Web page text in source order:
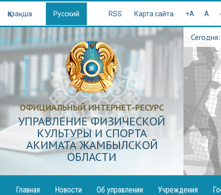
Қазақша Русский RSS Карта сайта +A A
ОФИЦИАЛЬНЫЙ ИНТЕРНЕТ-РЕСУРС
УПРАВЛЕНИЕ ФИЗИЧЕСКОЙ
КУЛЬТУРЫ И СПОРТА
АКИМАТА ЖАМБЫЛСКОЙ
ОБЛАСТИ
Главная Новости
Об управлении
Учреждения